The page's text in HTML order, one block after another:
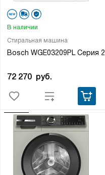
Стиральная машина
Bosch WGE03209PL Серия 2
В наличии
72 270 руб.